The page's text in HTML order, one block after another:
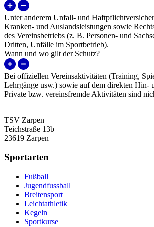
Unter anderem Unfall- und
Kranken- und Auslandsleistungen sowie
des Vereinsbetriebs (z. B. Personen- und
Dritten, Unfälle im Sportbetrieb).
Wann und wo gilt der Schutz?
Bei offiziellen Vereinsaktivitäten (Training,
Lehrgänge usw.) sowie auf dem direkten Hin-
Private bzw. vereinsfremde Aktivitäten sind
TSV Zarpen
Teichstraße 13b
23619 Zarpen
Sportarten
Fußball
Jugendfussball
Breitensport
Leichtathletik
Kegeln
Sportkurse